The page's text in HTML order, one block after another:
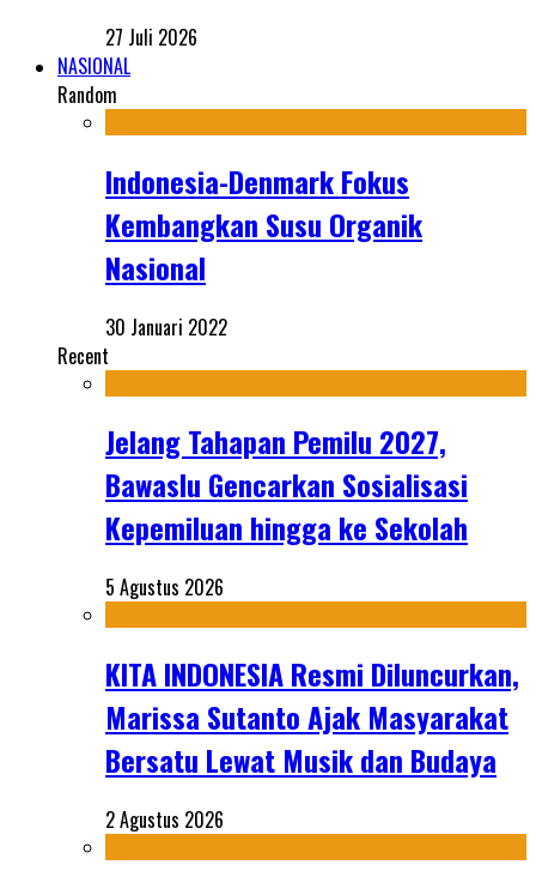
27 Juli 2026
NASIONAL
Random
Indonesia-Denmark Fokus
Kembangkan Susu Organik
Nasional
30 Januari 2022
Recent
Jelang Tahapan Pemilu 2027,
Bawaslu Gencarkan Sosialisasi
Kepemiluan hingga ke Sekolah
5 Agustus 2026
KITA INDONESIA Resmi Diluncurkan,
Marissa Sutanto Ajak Masyarakat
Bersatu Lewat Musik dan Budaya
2 Agustus 2026